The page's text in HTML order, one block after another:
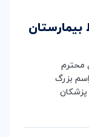
محترم
بزرگ